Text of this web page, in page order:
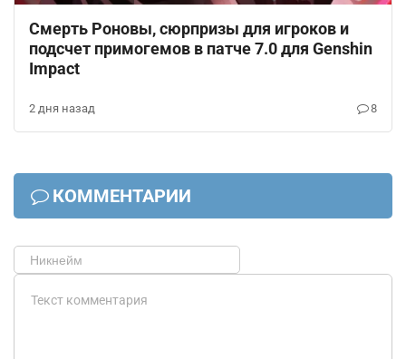
Смерть Роновы, сюрпризы для игроков и
подсчет примогемов в патче 7.0 для Genshin
Impact
2 дня назад 8
КОММЕНТАРИИ